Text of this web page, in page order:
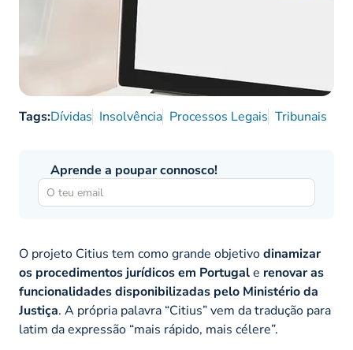
Tags:Dívidas Insolvência Processos Legais Tribunais
Aprende a poupar connosco!
O projeto Citius tem como grande objetivodinamizar
os procedimentos jurídicos em Portugale renovar as
funcionalidades disponibilizadas pelo Ministério da
Justiça. A própria palavra “Citius” vem da tradução para
latim da expressão “mais rápido, mais célere”.